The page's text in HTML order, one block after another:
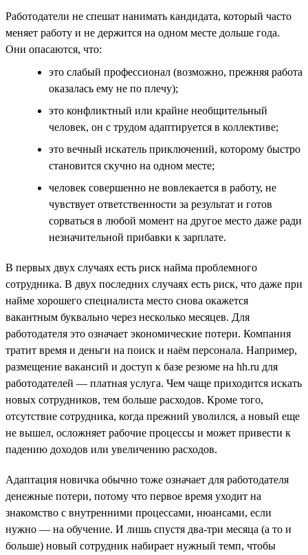
Работодатели не спешат нанимать кандидата, который часто
меняет работу и не держится на одном месте дольше года.
Они опасаются, что:
это слабый профессионал (возможно, прежняя работа
оказалась ему не по плечу);
это конфликтный или крайне необщительный
человек, он с трудом адаптируется в коллективе;
это вечный искатель приключений, которому быстро
становится скучно на одном месте;
человек совершенно не вовлекается в работу, не
чувствует ответственности за результат и готов
сорваться в любой момент на другое место даже ради
незначительной прибавки к зарплате.
В первых двух случаях есть риск найма проблемного
сотрудника. В двух последних случаях есть риск, что даже при
найме хорошего специалиста место снова окажется
вакантным буквально через несколько месяцев. Для
работодателя это означает экономические потери. Компания
тратит время и деньги на поиск и наём персонала. Например,
размещение вакансий и доступ к базе резюме на hh.ru для
работодателей — платная услуга. Чем чаще приходится искать
новых сотрудников, тем больше расходов. Кроме того,
отсутствие сотрудника, когда прежний уволился, а новый еще
не вышел, осложняет рабочие процессы и может привести к
падению доходов или увеличению расходов.
Адаптация новичка обычно тоже означает для работодателя
денежные потери, потому что первое время уходит на
знакомство с внутренними процессами, нюансами, если
нужно — на обучение. И лишь спустя два-три месяца (а то и
больше) новый сотрудник набирает нужный темп, чтобы